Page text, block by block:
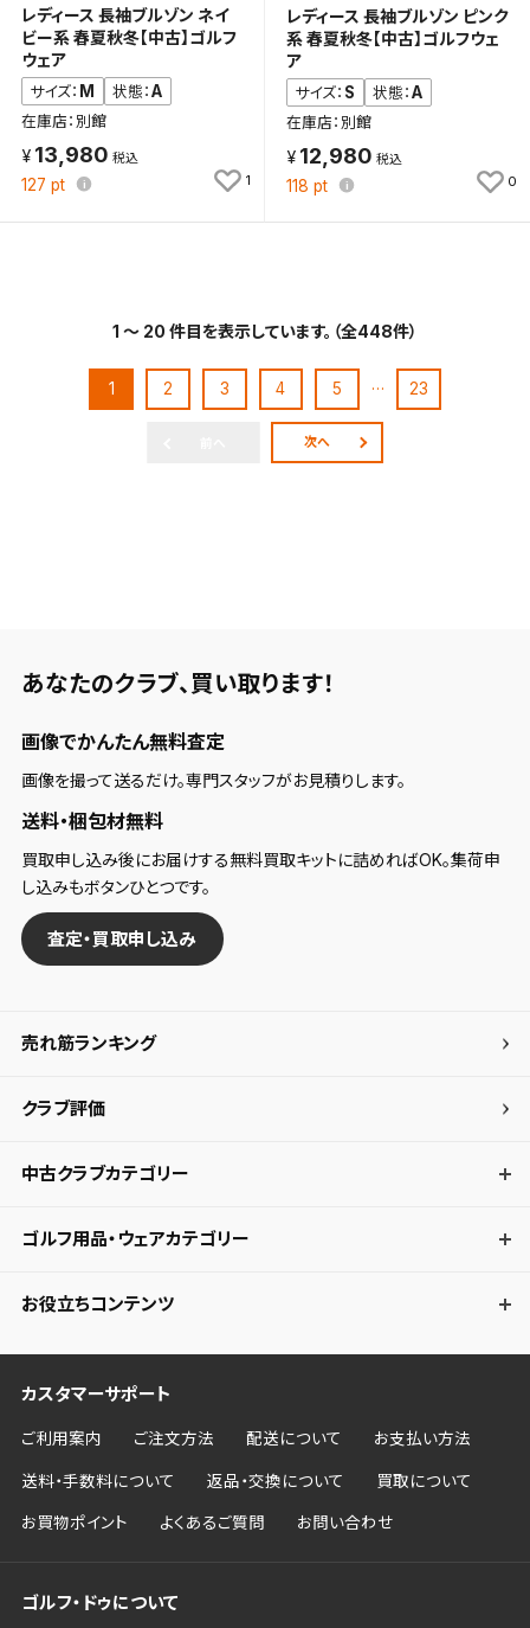
レディース 長袖ブルゾン ネイ
ビー系 春夏秋冬【中古】ゴルフ
ウェア
サイズ： M 状態：A
在庫店：別館
13,980
127 pt 1
レディース 長袖ブルゾン ピンク
系 春夏秋冬【中古】ゴルフウェ
ア
サイズ： S 状態：A
在庫店：別館
12,980
118 pt 0
1 ～ 20 件目を表示しています。（全448件）
1 2 3 4 5 … 23
次へ
あなたのクラブ、 買い取ります！
画像でかんたん無料査定
画像を撮って送るだけ。専門スタッフがお見積りします。
送料・梱包材無料
買取申し込み後にお届けする無料買取キットに詰めればOK。集荷申
し込みもボタンひとつです。
査定・買取申し込み
売れ筋ランキング
クラブ評価
中古クラブカテゴリー
ゴルフ用品・ウェアカテゴリー
お役立ちコンテンツ
カスタマーサポート
ご利用案内 ご注文方法 配送について お支払い方法
送料・手数料について 返品・交換について 買取について
お買物ポイント よくあるご質問 お問い合わせ
ゴルフ・ドゥについて